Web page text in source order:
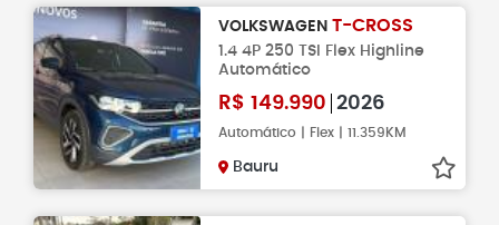
VOLKSWAGEN T-CROSS
1.4 4P 250 TSI Flex Highline
Automático
R$ 149.990 2026
Automático | Flex | 11.359KM
Bauru